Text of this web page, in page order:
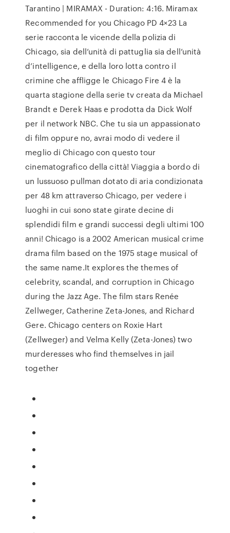
Tarantino | MIRAMAX - Duration: 4:16. Miramax
Recommended for you Chicago PD 4×23 La
serie racconta le vicende della polizia di
Chicago, sia dell’unità di pattuglia sia dell’unità
d’intelligence, e della loro lotta contro il
crimine che affligge le Chicago Fire 4 è la
quarta stagione della serie tv creata da Michael
Brandt e Derek Haas e prodotta da Dick Wolf
per il network NBC. Che tu sia un appassionato
di film oppure no, avrai modo di vedere il
meglio di Chicago con questo tour
cinematografico della città! Viaggia a bordo di
un lussuoso pullman dotato di aria condizionata
per 48 km attraverso Chicago, per vedere i
luoghi in cui sono state girate decine di
splendidi film e grandi successi degli ultimi 100
anni! Chicago is a 2002 American musical crime
drama film based on the 1975 stage musical of
the same name.It explores the themes of
celebrity, scandal, and corruption in Chicago
during the Jazz Age. The film stars Renée
Zellweger, Catherine Zeta-Jones, and Richard
Gere. Chicago centers on Roxie Hart
(Zellweger) and Velma Kelly (Zeta-Jones) two
murderesses who find themselves in jail
together